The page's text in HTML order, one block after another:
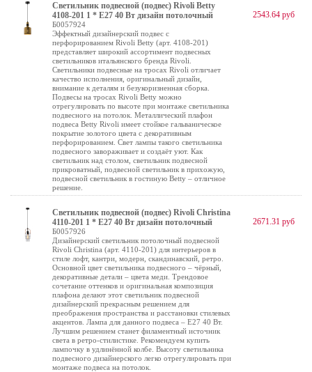
Светильник подвесной (подвес) Rivoli Betty
4108-201 1 * Е27 40 Вт дизайн потолочный
Б0057924
Эффектный дизайнерский подвес с
перфорированием Rivoli Betty (арт. 4108-201)
представляет широкий ассортимент подвесных
светильников итальянского бренда Rivoli.
Светильники подвесные на тросах Rivoli отличает
качество исполнения, оригинальный дизайн,
внимание к деталям и безукоризненная сборка.
Подвесы на тросах Rivoli Betty можно
отрегулировать по высоте при монтаже светильника
подвесного на потолок. Металлический плафон
подвеса Betty Rivoli имеет стойкое гальваническое
покрытие золотого цвета с декоративным
перфорированием. Свет лампы такого светильника
подвесного завораживает и создаёт уют. Как
светильник над столом, светильник подвесной
прикроватный, подвесной светильник в прихожую,
подвесной светильник в гостиную Betty – отличное
решение.
2543.64 руб
Светильник подвесной (подвес) Rivoli Christina
4110-201 1 * Е27 40 Вт дизайн потолочный
Б0057926
Дизайнерский светильник потолочный подвесной
Rivoli Christina (арт. 4110-201) для интерьеров в
стиле лофт, кантри, модерн, скандинавский, ретро.
Основной цвет светильника подвесного – чёрный,
декоративные детали – цвета меди. Трендовое
сочетание оттенков и оригинальная композиция
плафона делают этот светильник подвесной
дизайнерский прекрасным решением для
преображения пространства и расстановки стилевых
акцентов. Лампа для данного подвеса – Е27 40 Вт.
Лучшим решением станет филаментный источник
света в ретро-стилистике. Рекомендуем купить
лампочку в удлинённой колбе. Высоту светильника
подвесного дизайнерского легко отрегулировать при
монтаже подвеса на потолок.
2671.31 руб